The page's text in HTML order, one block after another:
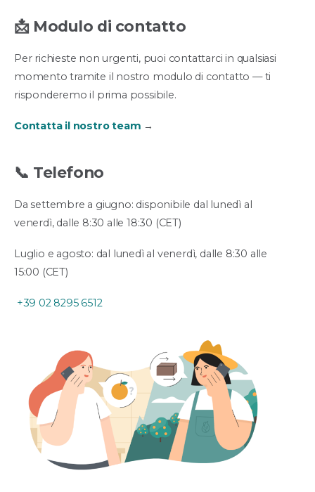
📩 Modulo di contatto
Per richieste non urgenti, puoi contattarci in qualsiasi
momento tramite il nostro modulo di contatto — ti
risponderemo il prima possibile.
Contatta il nostro team →
📞 Telefono
Da settembre a giugno: disponibile dal lunedì al
venerdì, dalle 8:30 alle 18:30 (CET)
Luglio e agosto: dal lunedì al venerdì, dalle 8:30 alle
15:00 (CET)
+39 02 8295 6512